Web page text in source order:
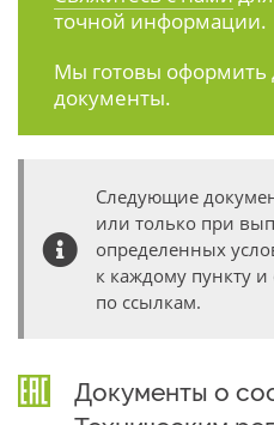
точной информации.
Мы готовы оформить
документы.
Следующие
или только при
определенных
к каждому пункту
по ссылкам.
Документы о